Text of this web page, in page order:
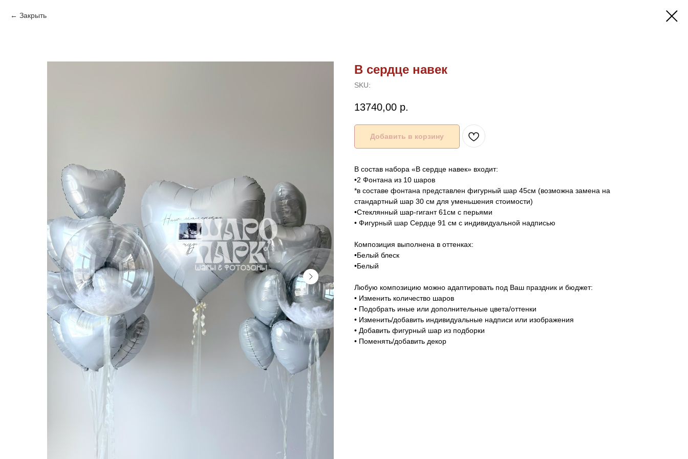
Закрыть
В сердце навек
SKU:
13740,00 р.
Добавить в корзину
В состав набора «В сердце навек» входит:
•2 Фонтана из 10 шаров
*в составе фонтана представлен фигурный шар 45см (возможна замена на
стандартный шар 30 см для уменьшения стоимости)
•Стеклянный шар-гигант 61см с перьями
• Фигурный шар Сердце 91 см с индивидуальной надписью
Композиция выполнена в оттенках:
•Белый блеск
•Белый
Любую композицию можно адаптировать под Ваш праздник и бюджет:
• Изменить количество шаров
• Подобрать иные или дополнительные цвета/оттенки
• Изменить/добавить индивидуальные надписи или изображения
• Добавить фигурный шар из подборки
• Поменять/добавить декор